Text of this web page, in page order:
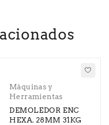
Máquinas y
Herramientas
DEMOLEDOR ENC
HEXA. 28MM 31KG